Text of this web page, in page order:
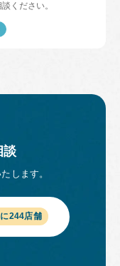
ください。
談
します。
244店舗